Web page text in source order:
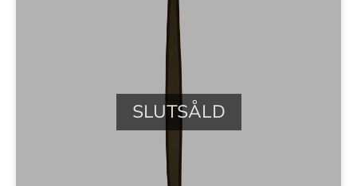
SLUTSÅLD